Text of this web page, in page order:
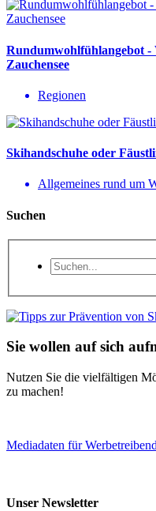
Rundumwohlfühlangebot
Zauchensee
Regionen
Skihandschuhe oder
Allgemeines rund um
Suchen
Sie wollen auf sich
Nutzen Sie die vielfältigen
zu machen!
Mediadaten für
Unser Newsletter